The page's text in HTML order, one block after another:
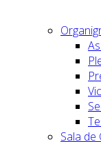
Sala de